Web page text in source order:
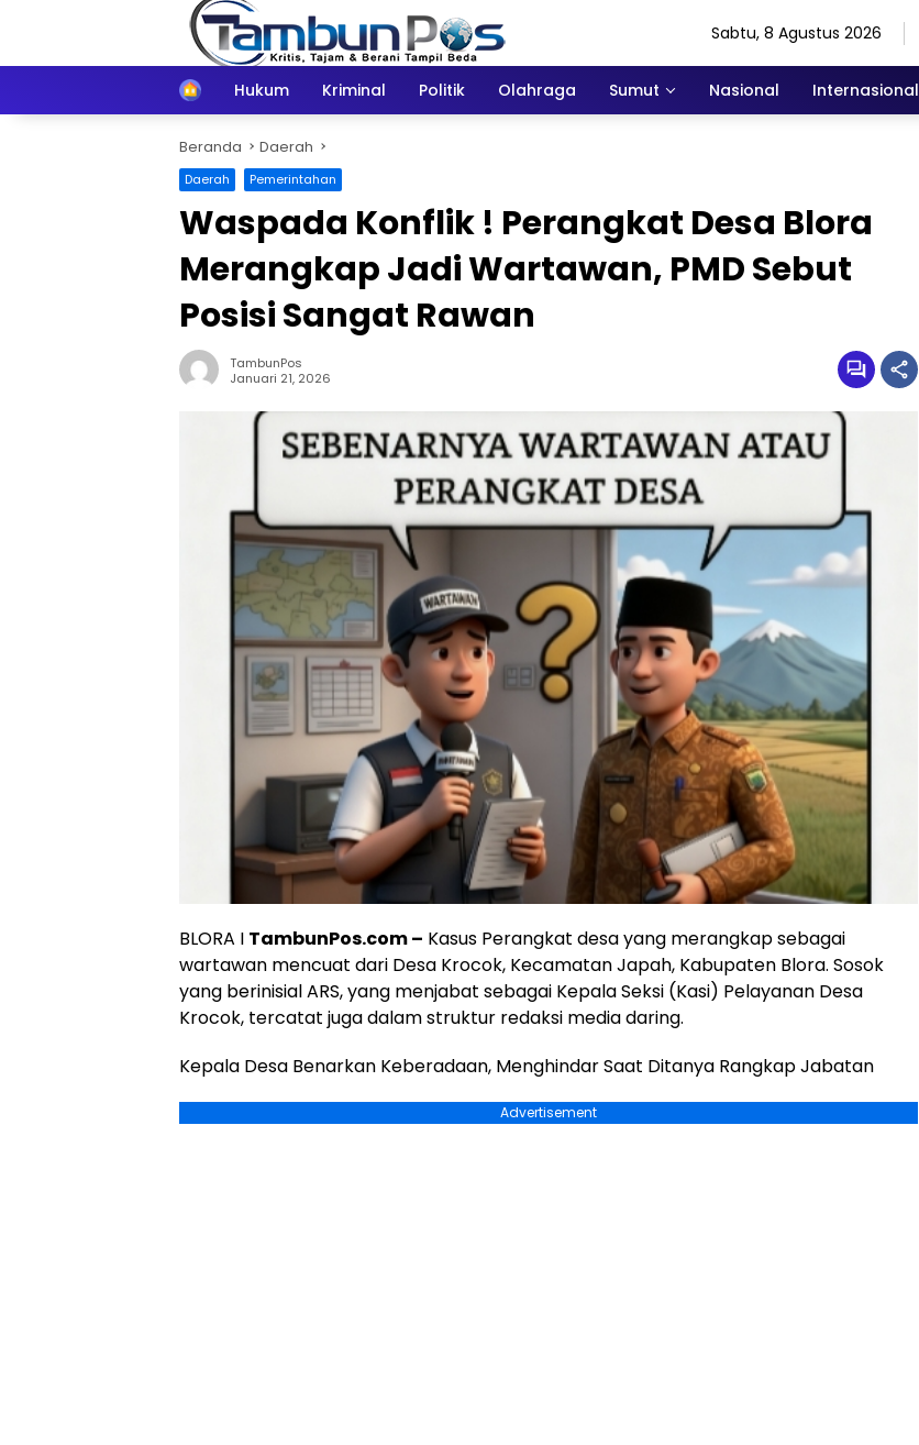
Sabtu, 8 Agustus 2026
HomeHukum Kriminal Politik Olahraga Sumut Nasional Internasional
Beranda Daerah
Daerah Pemerintahan
Waspada Konflik ! Perangkat Desa Blora
Merangkap Jadi Wartawan, PMD Sebut
Posisi Sangat Rawan
TambunPos
Januari 21, 2026
BLORA I TambunPos.com – Kasus Perangkat desa yang merangkap sebagai
wartawan mencuat dari Desa Krocok, Kecamatan Japah, Kabupaten Blora. Sosok
yang berinisial ARS, yang menjabat sebagai Kepala Seksi (Kasi) Pelayanan Desa
Krocok, tercatat juga dalam struktur redaksi media daring.
Kepala Desa Benarkan Keberadaan, Menghindar Saat Ditanya Rangkap Jabatan
Advertisement